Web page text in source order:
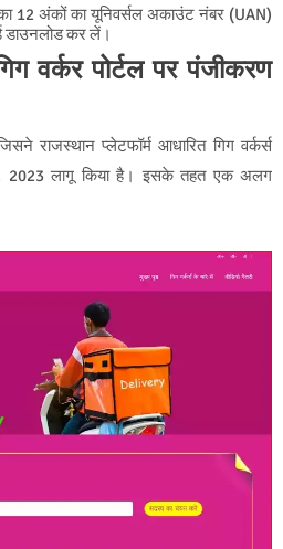
12 अंकों का यूनिवर्सल अकाउंट नंबर (UAN)
डाउनलोड कर लें।
वर्कर पोर्टल पर पंजीकरण
राजस्थान प्लेटफॉर्म आधारित गिग वर्कर्स
2023 लागू किया है। इसके तहत एक अलग